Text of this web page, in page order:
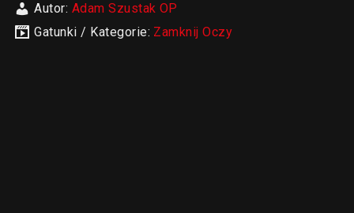
Autor: Adam Szustak OP
Gatunki / Kategorie: Zamknij Oczy